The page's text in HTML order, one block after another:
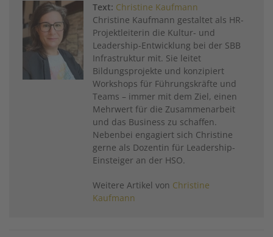
Text: Christine Kaufmann
Christine Kaufmann gestaltet als HR-
Projektleiterin die Kultur- und
Leadership-Entwicklung bei der SBB
Infrastruktur mit. Sie leitet
Bildungsprojekte und konzipiert
Workshops für Führungskräfte und
Teams – immer mit dem Ziel, einen
Mehrwert für die Zusammenarbeit
und das Business zu schaffen.
Nebenbei engagiert sich Christine
gerne als Dozentin für Leadership-
Einsteiger an der HSO.
Weitere Artikel von Christine
Kaufmann